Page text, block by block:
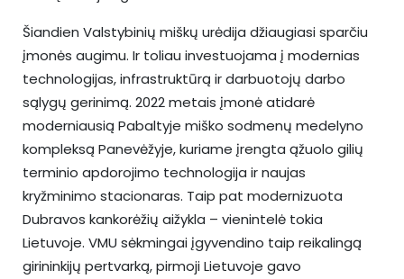
Šiandien Valstybinių miškų urėdija džiaugiasi sparčiu
įmonės augimu. Ir toliau investuojama į modernias
technologijas, infrastruktūrą ir darbuotojų darbo
sąlygų gerinimą. 2022 metais įmonė atidarė
moderniausią Pabaltyje miško sodmenų medelyno
kompleksą Panevėžyje, kuriame įrengta ąžuolo gilių
terminio apdorojimo technologija ir naujas
kryžminimo stacionaras. Taip pat modernizuota
Dubravos kankorėžių aižykla – vienintelė tokia
Lietuvoje. VMU sėkmingai įgyvendino taip reikalingą
girininkijų pertvarką, pirmoji Lietuvoje gavo